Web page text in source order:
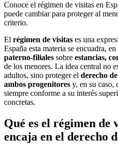
Conoce el régimen de visitas en
puede cambiar para proteger al
criterio.
El régimen de visitas es una
España esta materia se encuadra,
paterno-filiales sobre estancias,
de los menores. La idea central no
adultos, sino proteger el derecho
ambos progenitores y, en su caso,
siempre conforme a su interés
concretas.
Qué es el régimen de
encaja en el derecho